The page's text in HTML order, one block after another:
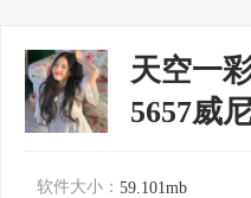
天空一
5657威
软件大小： 59.101mb